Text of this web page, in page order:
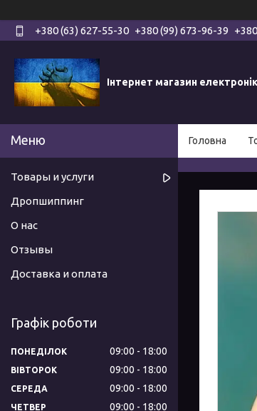
+380 (63) 627-55-30 +380 (99) 673-96-39
Інтернет магазин
Головна
Товары и услуги
Дропшиппинг
О нас
Отзывы
Доставка и оплата
Графік роботи
ПОНЕДІЛОК 09:00 18:00
ВІВТОРОК 09:00 18:00
СЕРЕДА 09:00 18:00
ЧЕТВЕР 09:00 18:00